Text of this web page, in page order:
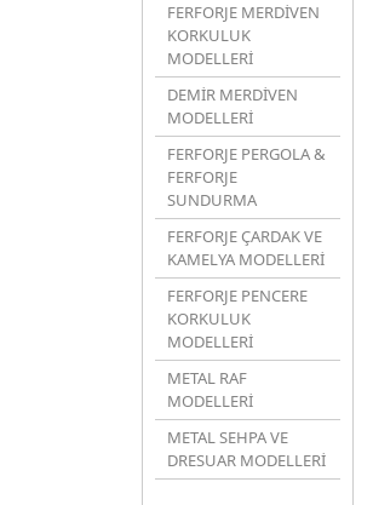
FERFORJE MERDİVEN
KORKULUK
MODELLERİ
DEMİR MERDİVEN
MODELLERİ
FERFORJE PERGOLA &
FERFORJE
SUNDURMA
FERFORJE ÇARDAK VE
KAMELYA MODELLERİ
FERFORJE PENCERE
KORKULUK
MODELLERİ
METAL RAF
MODELLERİ
METAL SEHPA VE
DRESUAR MODELLERİ